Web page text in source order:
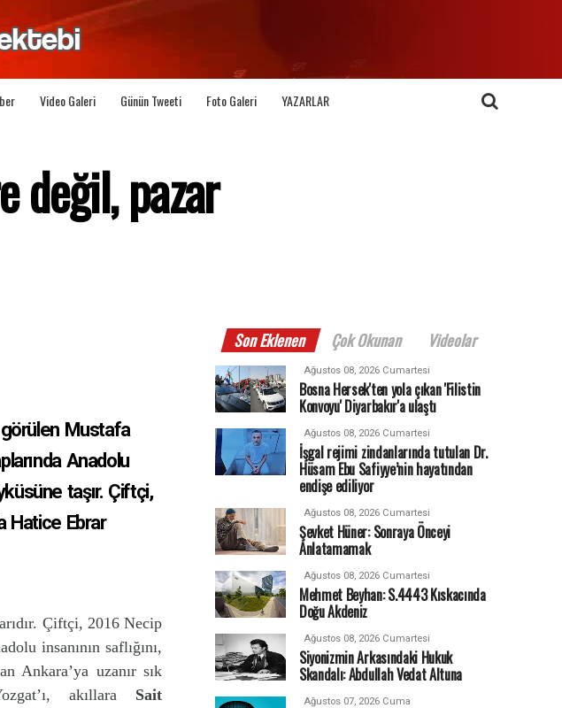
Video Galeri Günün Tweeti Foto Galeri YAZARLAR
değil, pazar
görülen Mustafa
Anadolu
taşır. Çiftçi,
Hatice Ebrar
Çiftçi, 2016 Necip
insanının saflığını,
Ankara’ya uzanır sık
akıllara Sait
Son Eklenen Çok Okunan Videolar
Ağustos 08, 2026 Cumartesi
Bosna Hersek'ten yola çıkan 'Filistin
Konvoyu' Diyarbakır'a ulaştı
Ağustos 08, 2026 Cumartesi
İşgal rejimi zindanlarında tutulan Dr.
Hüsam Ebu Safiyye’nin hayatından
endişe ediliyor
Ağustos 08, 2026 Cumartesi
Şevket Hüner: Sonraya Önceyi
Anlatamamak
Ağustos 08, 2026 Cumartesi
Mehmet Beyhan: S.4443 Kıskacında
Doğu Akdeniz
Ağustos 08, 2026 Cumartesi
Siyonizmin Arkasındaki Hukuk
Skandalı: Abdullah Vedat Altuna
Ağustos 07, 2026 Cuma